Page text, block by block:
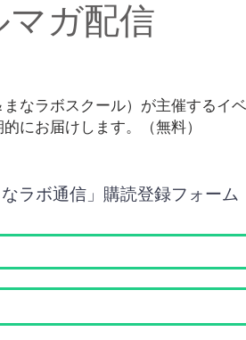
マガ配信
なラボスクール）が主催するイ
にお届けします。（無料）
ラボ通信」購読登録フォーム